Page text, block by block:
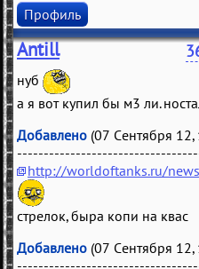
Профиль
Antill
нуб
а я вот купил бы м3 ли.
Добавлено (07 Сентября 12,
http://worldoftanks.ru/
стрелок, быра копи на квас
Добавлено (07 Сентября 12,